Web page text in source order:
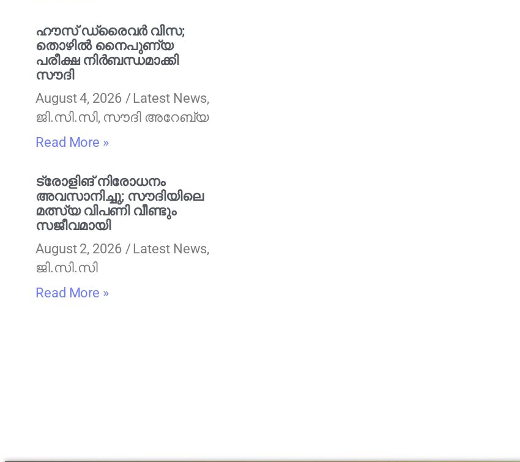
ഹൗസ് ഡ്രൈവർ വിസ;
തൊഴിൽ നൈപുണ്യ
പരീക്ഷ നിർബന്ധമാക്കി
സൗദി
August 4, 2026
Latest News,
ജി.സി.സി, സൗദി അറേബ്യ
Read More »
ട്രോളിങ് നിരോധനം
അവസാനിച്ചു; സൗദിയിലെ
മത്സ്യ വിപണി വീണ്ടും
സജീവമായി
August 2, 2026
Latest News,
ജി.സി.സി
Read More »